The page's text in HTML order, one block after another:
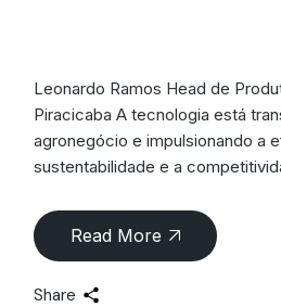
Leonardo Ramos Head de
Piracicaba A tecnologia está
agronegócio e impulsionando a
sustentabilidade e a
Read More
Share